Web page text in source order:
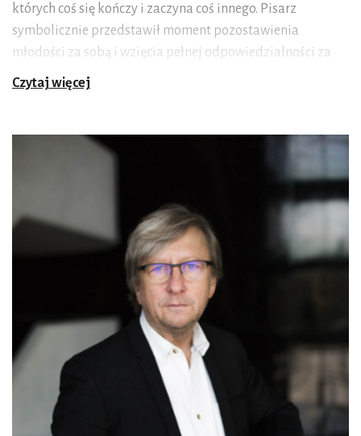
których coś się kończy i zaczyna coś innego. Pisarz
symbolicznie przedstawił moment pozostawienia
młodości za sobą i wzięcia pełnej odpowiedzialności za
życie swoje i innych. Myślę, że takich smug na drodze
dotyczy tak poszczególnych osób, jak i rozmaitych idei,
epok, projektów. Intuicyjnie odczuwam, że żyjemy właśnie
w czasach przełomu, że świat nie będzie już taki, jaki był.
Czy jesteśmy w stanie przekroczyć naszą linię ku
dojrzałości?
Osobnym tematem conradowskiej powieści
jest
współpraca. Młody kapitan dedykuje swoją opowieść
załodze, wobec której „do końca życia zachowa
niewygasłą wdzięczność”.
Muszę przyznać, że sam jestem właśnie w momencie
życiowych zmian, choć oczywiście festiwal nie opowiada o
mnie. Przeczuwam koniec pewnych rzeczy i początek
innych. Zauważmy, że dedykacja dla załogi jest
Czytaj więcej